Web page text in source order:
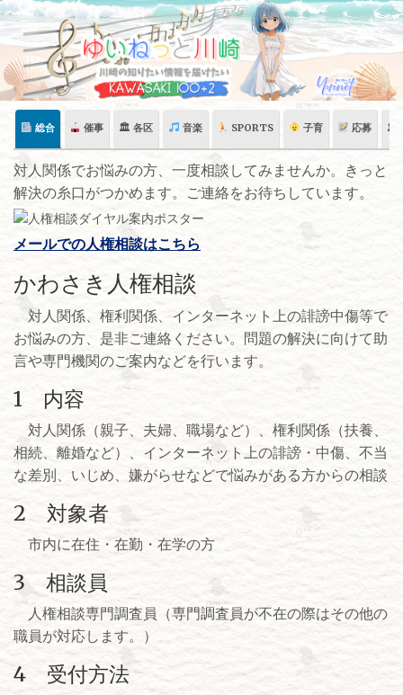
Skip
content
総合 催事 🏛 各区 音楽 SPORTS 子育 応募 🏛
対人関係でお悩みの方、一度相談してみませんか。きっと
解決の糸口がつかめます。ご連絡をお待ちしています。
メールでの人権相談はこちら
かわさき人権相談
対人関係、権利関係、インターネット上の誹謗中傷等で
お悩みの方、是非ご連絡ください。問題の解決に向けて助
言や専門機関のご案内などを行います。
1 内容
対人関係（親子、夫婦、職場など）、権利関係（扶養、
相続、離婚など）、インターネット上の誹謗・中傷、不当
な差別、いじめ、嫌がらせなどで悩みがある方からの相談
2 対象者
市内に在住・在勤・在学の方
3 相談員
人権相談専門調査員（専門調査員が不在の際はその他の
職員が対応します。）
4 受付方法